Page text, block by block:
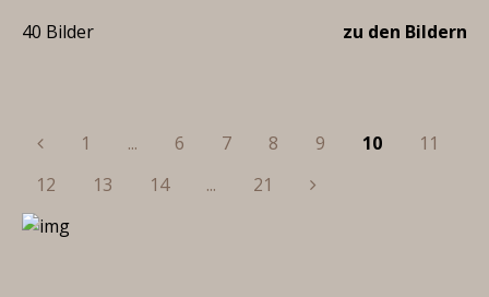
40 Bilder zu den Bildern
Previous
1 ... 6 7 8 9 10
11
12
13 14 ... 21